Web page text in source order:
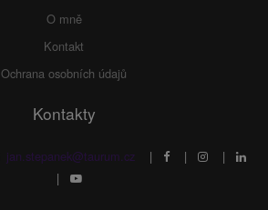
O mně
Kontakt
Ochrana osobních údajů
Kontakty
jan.stepanek@taurum.cz | |
|
|